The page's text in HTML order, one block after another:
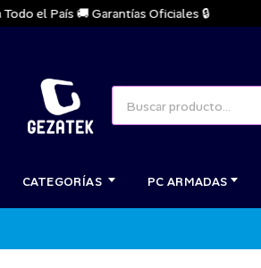
el País 🚚 Garantías Oficiales 🔒
CATEGORÍAS PC ARMADAS